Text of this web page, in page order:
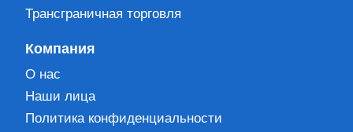
Трансграничная торговля
Компания
О нас
Наши лица
Политика конфиденциальности